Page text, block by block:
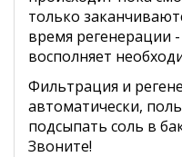
только
время регенерации
восполняет
Фильтрация и
автоматически,
подсыпать соль в
Звоните!